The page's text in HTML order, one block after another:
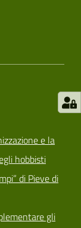
e la
hobbisti
di Pieve di
gli